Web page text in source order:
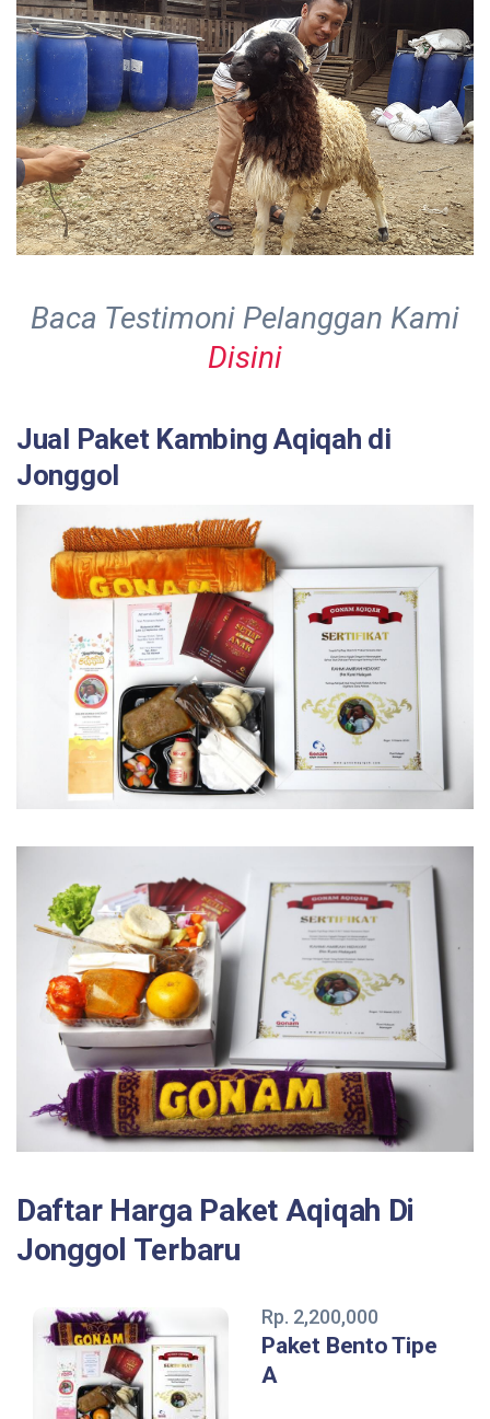
Baca Testimoni Pelanggan Kami
Disini
Jual Paket Kambing Aqiqah di
Jonggol
Daftar Harga Paket Aqiqah Di
Jonggol Terbaru
Rp. 2,200,000
Paket Bento Tipe
A